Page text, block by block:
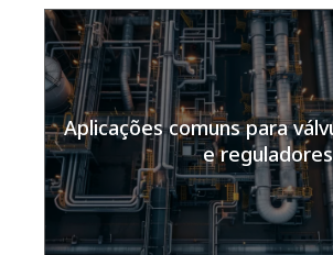
Aplicações comuns para
e reguladores